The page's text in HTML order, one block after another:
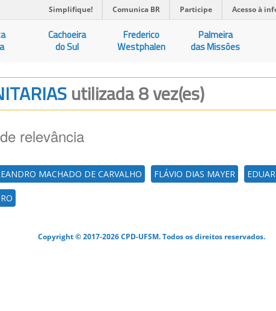
Simplifique! Comunica BR Participe Acesso à
Cachoeira
do Sul
Frederico
Westphalen
Palmeira
das Missões
utilizada 8 vez(es)
relevância
MACHADO DE CARVALHO FLÁVIO DIAS MAYER
Copyright © 2017-2026 CPD-UFSM. Todos os direitos reservados.